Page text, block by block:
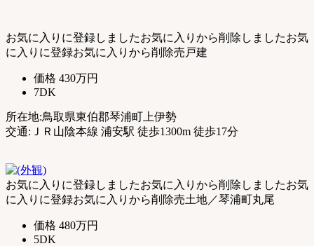
お気に入りに登録しましたお気に入りから削除しましたお気
に入りに登録お気に入りから削除売戸建
価格 430万円
7DK
所在地:鳥取県東伯郡琴浦町上伊勢
交通:ＪＲ山陰本線 浦安駅 徒歩1300m 徒歩17分
お気に入りに登録しましたお気に入りから削除しましたお気
に入りに登録お気に入りから削除売土地／琴浦町丸尾
価格 480万円
5DK